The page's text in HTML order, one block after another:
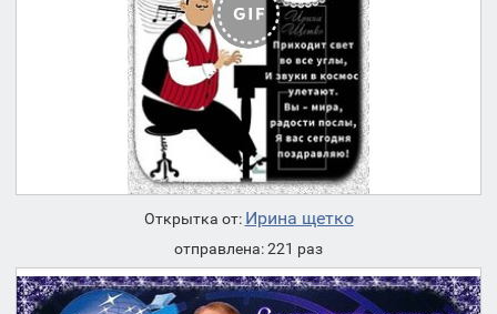
Открытка от: Ирина щетко
отправлена: 221 раз